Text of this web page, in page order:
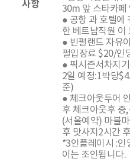
사항
30m 앞 스타카페
● 공항 과 호텔에
한 베트남직원 이
● 빈펄랜드 자유
펄입장료 $20/인
● 픽시즌서차지
2일 예정:1박당
준)
● 체크아웃투어
후 체크아웃후 중
(서울예약) 마블
후 맛사지2시간
*3인플레이시 :인
이는 조인됩니다.